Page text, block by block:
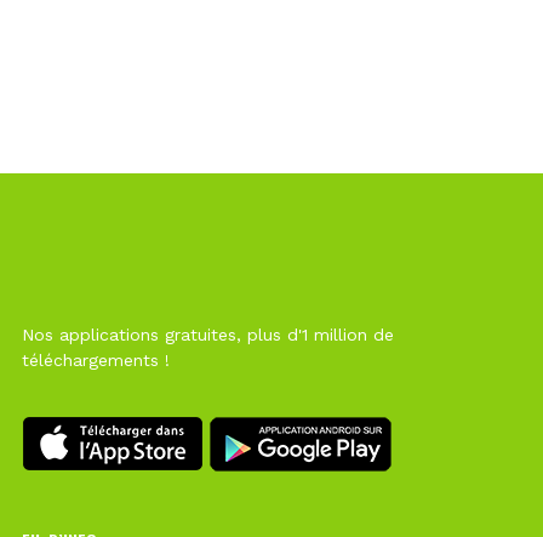
Nos applications gratuites, plus d'1 million de
téléchargements !